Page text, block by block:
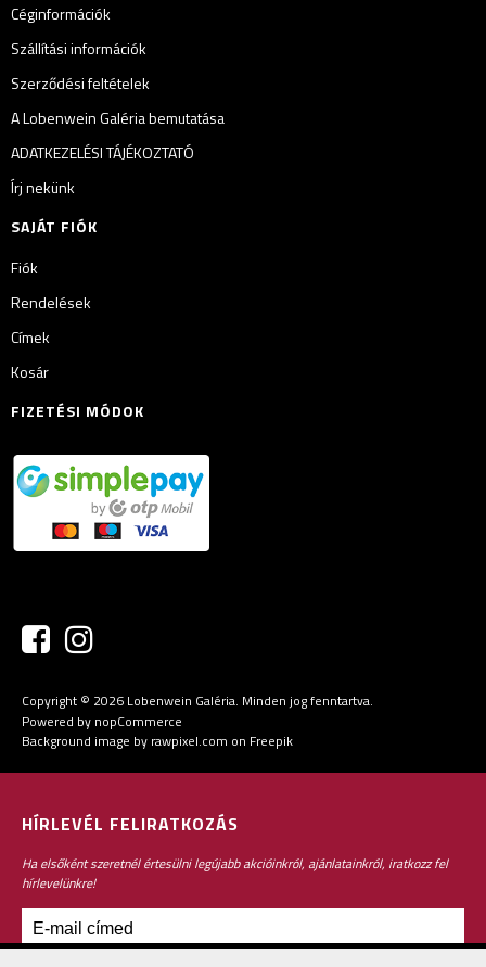
Céginformációk
Szállítási információk
Szerződési feltételek
A Lobenwein Galéria bemutatása
ADATKEZELÉSI TÁJÉKOZTATÓ
Írj nekünk
SAJÁT FIÓK
Fiók
Rendelések
Címek
Kosár
FIZETÉSI MÓDOK
Copyright © 2026 Lobenwein Galéria. Minden jog fenntartva.
Powered by nopCommerce
Background image by rawpixel.com on Freepik
HÍRLEVÉL FELIRATKOZÁS
Ha elsőként szeretnél értesülni legújabb akcióinkról, ajánlatainkról, iratkozz fel
hírlevelünkre!